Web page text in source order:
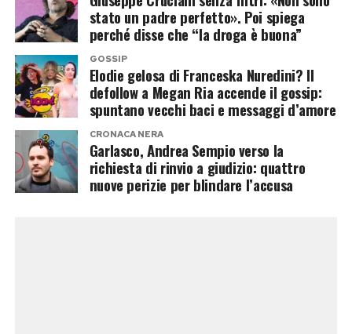
compatibilità delle tracce.
Il Dna sotto le unghie di Chiara
Poggi
Il terzo pilastro riguarda il materiale biologico
recuperato sotto le unghie della vittima.
Il genetista forense Carlo Previderé sta
stato un padre perfetto». Poi spiega
perché disse che “la droga è buona”
GOSSIP
Elodie gelosa di Franceska Nuredini? Il
defollow a Megan Ria accende il gossip:
spuntano vecchi baci e messaggi d’amore
CRONACA NERA
Garlasco, Andrea Sempio verso la
richiesta di rinvio a giudizio: quattro
nuove perizie per blindare l’accusa